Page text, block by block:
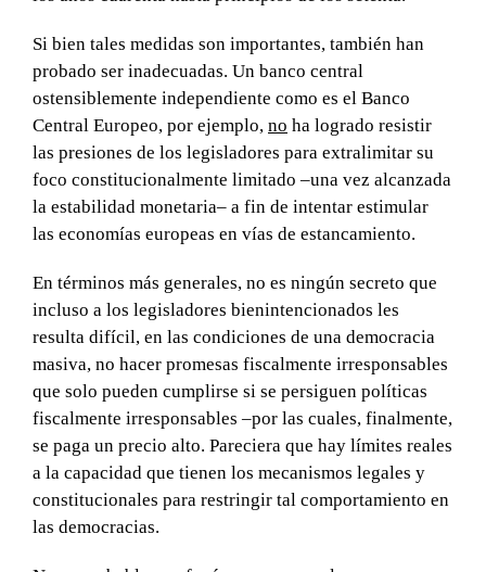
Si bien tales medidas son importantes, también han
probado ser inadecuadas. Un banco central
ostensiblemente independiente como es el Banco
Central Europeo, por ejemplo, no ha logrado resistir
las presiones de los legisladores para extralimitar su
foco constitucionalmente limitado –una vez alcanzada
la estabilidad monetaria– a fin de intentar estimular
las economías europeas en vías de estancamiento.
En términos más generales, no es ningún secreto que
incluso a los legisladores bienintencionados les
resulta difícil, en las condiciones de una democracia
masiva, no hacer promesas fiscalmente irresponsables
que solo pueden cumplirse si se persiguen políticas
fiscalmente irresponsables –por las cuales, finalmente,
se paga un precio alto. Pareciera que hay límites reales
a la capacidad que tienen los mecanismos legales y
constitucionales para restringir tal comportamiento en
las democracias.